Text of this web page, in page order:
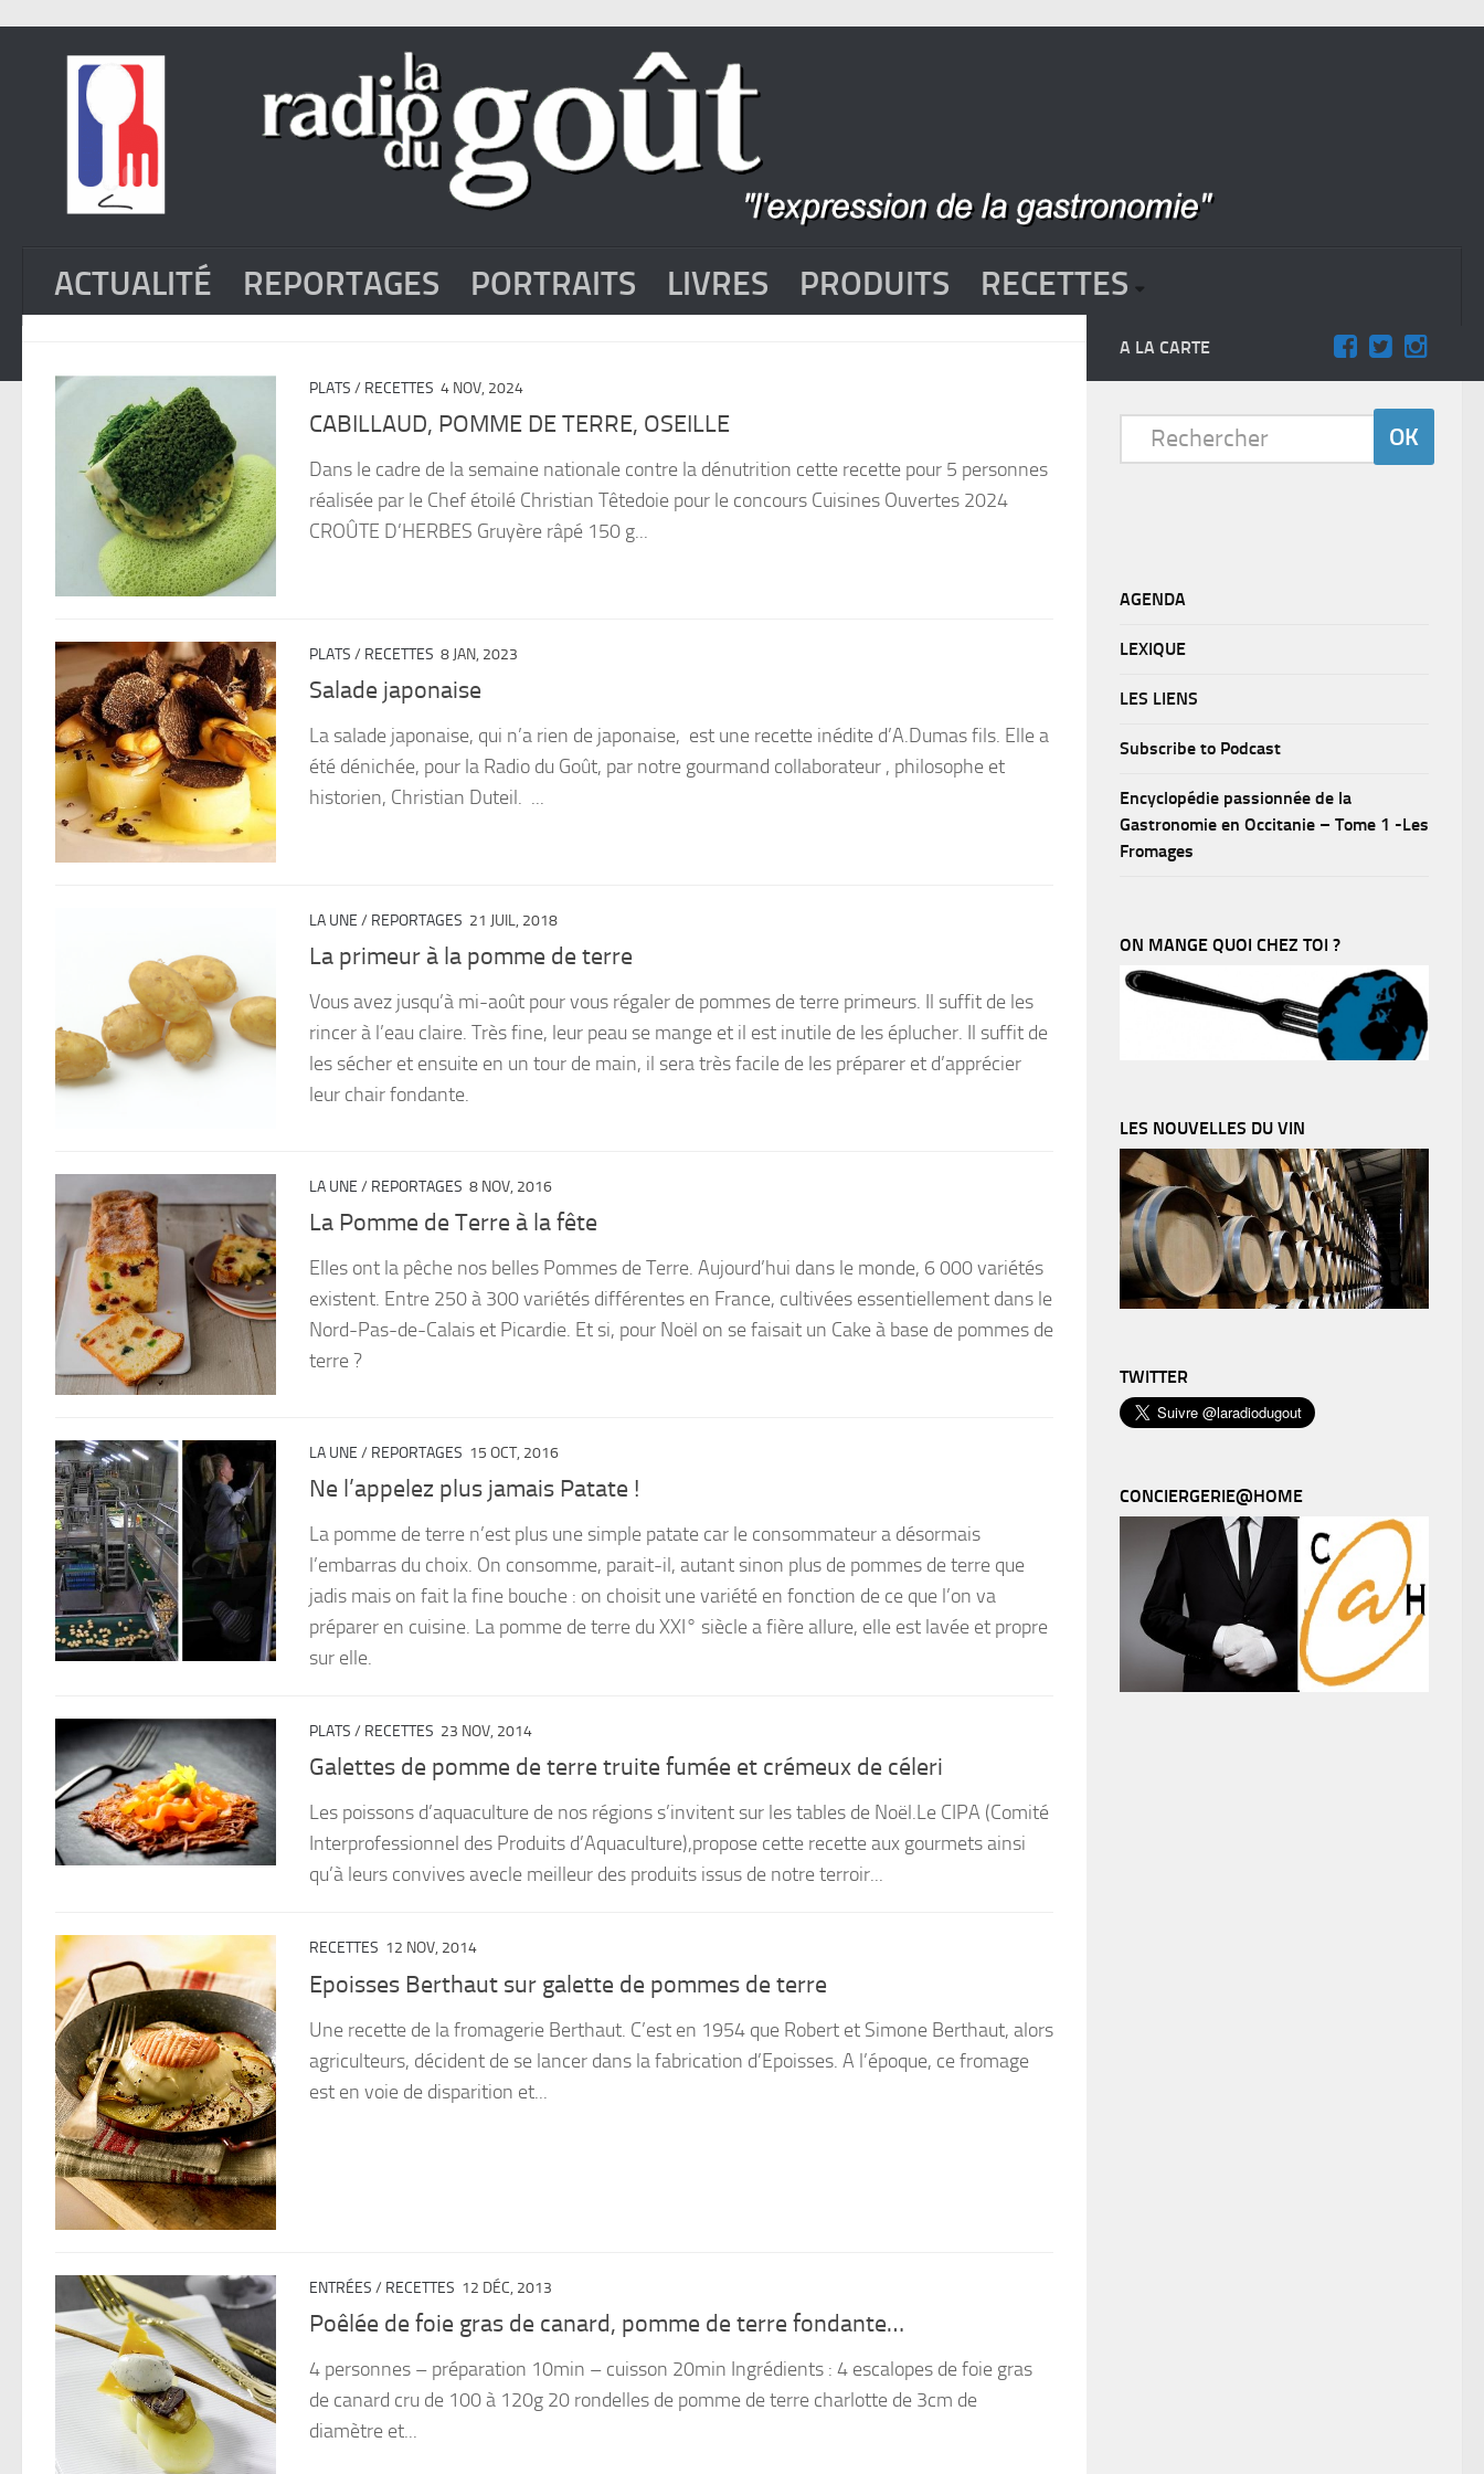
ACTUALITÉ REPORTAGES PORTRAITS LIVRES PRODUITS RECETTES
PLATS / RECETTES 4 NOV, 2024
CABILLAUD, POMME DE TERRE, OSEILLE
Dans le cadre de la semaine nationale contre la dénutrition cette recette pour 5 personnes
réalisée par le Chef étoilé Christian Têtedoie pour le concours Cuisines Ouvertes 2024
CROÛTE D’HERBES Gruyère râpé 150 g...
PLATS / RECETTES 8 JAN, 2023
Salade japonaise
La salade japonaise, qui n’a rien de japonaise, est une recette inédite d’A.Dumas fils. Elle a
été dénichée, pour la Radio du Goût, par notre gourmand collaborateur , philosophe et
historien, Christian Duteil. ...
LA UNE / REPORTAGES 21 JUIL, 2018
La primeur à la pomme de terre
Vous avez jusqu’à mi-août pour vous régaler de pommes de terre primeurs. Il suffit de les
rincer à l’eau claire. Très fine, leur peau se mange et il est inutile de les éplucher. Il suffit de
les sécher et ensuite en un tour de main, il sera très facile de les préparer et d’apprécier
leur chair fondante.
LA UNE / REPORTAGES 8 NOV, 2016
La Pomme de Terre à la fête
Elles ont la pêche nos belles Pommes de Terre. Aujourd’hui dans le monde, 6 000 variétés
existent. Entre 250 à 300 variétés différentes en France, cultivées essentiellement dans le
Nord-Pas-de-Calais et Picardie. Et si, pour Noël on se faisait un Cake à base de pommes de
terre ?
LA UNE / REPORTAGES 15 OCT, 2016
Ne l’appelez plus jamais Patate !
La pomme de terre n’est plus une simple patate car le consommateur a désormais
l’embarras du choix. On consomme, parait-il, autant sinon plus de pommes de terre que
jadis mais on fait la fine bouche : on choisit une variété en fonction de ce que l’on va
préparer en cuisine. La pomme de terre du XXI° siècle a fière allure, elle est lavée et propre
sur elle.
PLATS / RECETTES 23 NOV, 2014
Galettes de pomme de terre truite fumée et crémeux de céleri
Les poissons d’aquaculture de nos régions s’invitent sur les tables de Noël.Le CIPA (Comité
Interprofessionnel des Produits d’Aquaculture),propose cette recette aux gourmets ainsi
qu’à leurs convives avecle meilleur des produits issus de notre terroir...
RECETTES 12 NOV, 2014
Epoisses Berthaut sur galette de pommes de terre
Une recette de la fromagerie Berthaut. C’est en 1954 que Robert et Simone Berthaut, alors
agriculteurs, décident de se lancer dans la fabrication d’Epoisses. A l’époque, ce fromage
est en voie de disparition et...
ENTRÉES / RECETTES 12 DÉC, 2013
Poêlée de foie gras de canard, pomme de terre fondante…
4 personnes – préparation 10min – cuisson 20min Ingrédients : 4 escalopes de foie gras
de canard cru de 100 à 120g 20 rondelles de pomme de terre charlotte de 3cm de
diamètre et...
A LA CARTE
AGENDA
LEXIQUE
LES LIENS
Subscribe to Podcast
Encyclopédie passionnée de la
Gastronomie en Occitanie – Tome 1 -Les
Fromages
ON MANGE QUOI CHEZ TOI ?
LES NOUVELLES DU VIN
TWITTER
CONCIERGERIE@HOME